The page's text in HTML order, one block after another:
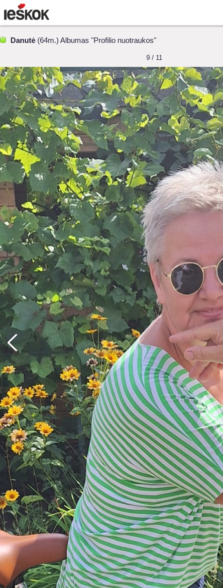
Danutė (64m.) Albumas "Profilio nuotraukos"
9 / 11